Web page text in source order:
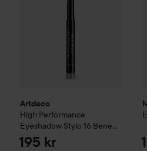
Artdeco
High Performance
Eyeshadow Stylo 16 Benefit
Pearl Brown
195 kr